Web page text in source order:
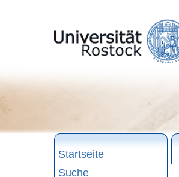
Startseite
Suche